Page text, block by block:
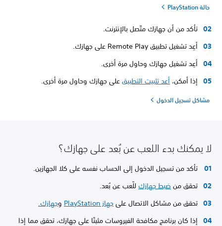
حالة PlayStation
تأكد من أن جهازك متّصل بالإنترنت.
أعِد تشغيل تطبيق Remote Play على جهازك.
أعِد تشغيل جهازك وحاول مرة أخرى.
إذا أمكن،أعد تثبيت التطبيقعلى جهازك وحاول مرة أخرى.
مشاكل تسجيل الدخول
لا يمكنك بدء اللعب عن بُعد على جهازك؟
تأكد من تسجيل الدخول إلى الحساب نفسه على كلا الجهازين.
تحقق منضبط جهازكللّعب عن بُعد.
تحقق من مشاكل الاتصال علىجهاز PlayStation و جهازك.
إذا كان برنامج مكافحة الفيروسات مثبتًا على جهازك، تحقق مما إذا